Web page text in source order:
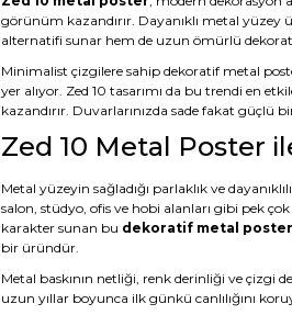
görünüm kazandırır. Dayanıklı metal yüzey
alternatifi sunar hem de uzun ömürlü
Minimalist çizgilere sahip dekoratif metal
yer alıyor. Zed 10 tasarımı da bu trendi en
kazandırır. Duvarlarınızda sade fakat
Zed 10 Metal Poster
Metal yüzeyin sağladığı parlaklık ve
salon, stüdyo, ofis ve hobi alanları gibi pek
karakter sunan bu dekoratif metal poster
bir üründür.
Metal baskının netliği, renk derinliği ve çizgi
uzun yıllar boyunca ilk günkü canlılığını